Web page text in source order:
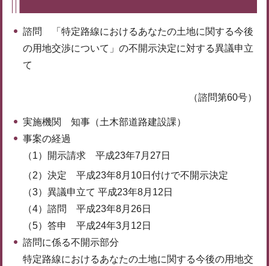
諮問 「特定路線におけるあなたの土地に関する今後
の用地交渉について」の不開示決定に対する異議申立
て
（諮問第60号）
実施機関 知事（土木部道路建設課）
事案の経過
（1）開示請求 平成23年7月27日
（2）決定 平成23年8月10日付けで不開示決定
（3）異議申立て 平成23年8月12日
（4）諮問 平成23年8月26日
（5）答申 平成24年3月12日
諮問に係る不開示部分
特定路線におけるあなたの土地に関する今後の用地交